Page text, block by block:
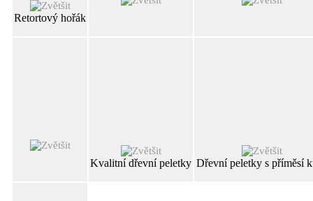
Retortový hořák
Kvalitní dřevní peletky Dřevní peletky s příměsí